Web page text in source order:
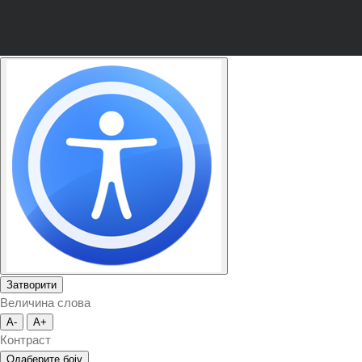
Затворити
Величина слова
A- A+
Контраст
Одаберите боју